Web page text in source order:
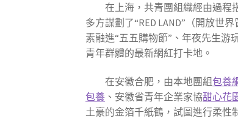
在上海，共青團組織經由過程
多方謀劃了“RED LAND”（開放世
素融進“五五購物節”、年夜先生游
青年群體的最新網紅打卡地。
在安徽合肥，由本地團組包養
包養 、安徽省青年企業家協甜心花
土豪的金箔千紙鶴，試圖進行柔性